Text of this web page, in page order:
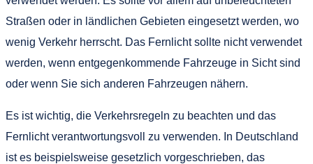
Straßen oder in ländlichen Gebieten eingesetzt werden, wo
wenig Verkehr herrscht. Das Fernlicht sollte nicht verwendet
werden, wenn entgegenkommende Fahrzeuge in Sicht sind
oder wenn Sie sich anderen Fahrzeugen nähern.
Es ist wichtig, die Verkehrsregeln zu beachten und das
Fernlicht verantwortungsvoll zu verwenden. In Deutschland
ist es beispielsweise gesetzlich vorgeschrieben, das